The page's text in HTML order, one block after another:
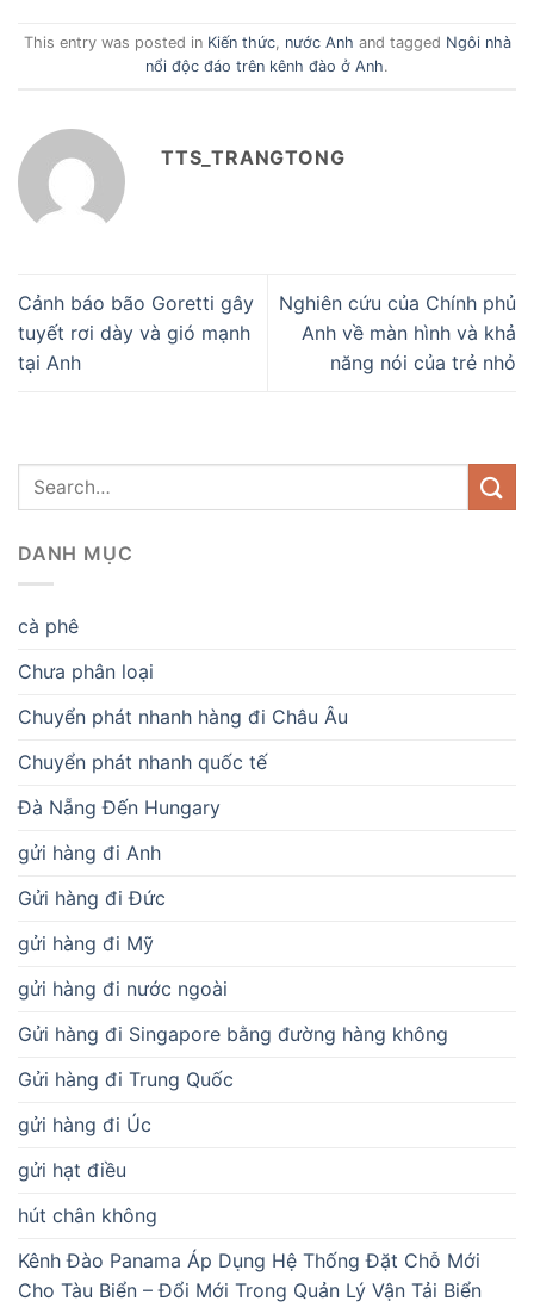
This entry was posted in Kiến thức, nước Anh and tagged Ngôi nhà
nổi độc đáo trên kênh đào ở Anh.
TTS_TRANGTONG
Cảnh báo bão Goretti gây
tuyết rơi dày và gió mạnh
tại Anh
Nghiên cứu của Chính phủ
Anh về màn hình và khả
năng nói của trẻ nhỏ
DANH MỤC
cà phê
Chưa phân loại
Chuyển phát nhanh hàng đi Châu Âu
Chuyển phát nhanh quốc tế
Đà Nẵng Đến Hungary
gửi hàng đi Anh
Gửi hàng đi Đức
gửi hàng đi Mỹ
gửi hàng đi nước ngoài
Gửi hàng đi Singapore bằng đường hàng không
Gửi hàng đi Trung Quốc
gửi hàng đi Úc
gửi hạt điều
hút chân không
Kênh Đào Panama Áp Dụng Hệ Thống Đặt Chỗ Mới
Cho Tàu Biển – Đổi Mới Trong Quản Lý Vận Tải Biển